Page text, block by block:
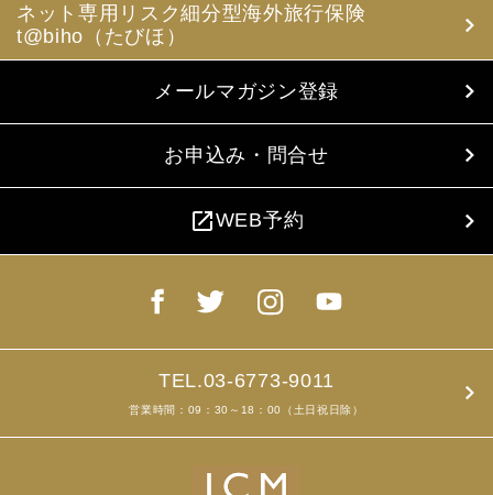
ネット専用リスク細分型海外旅行保険
t@biho（たびほ）
メールマガジン登録
お申込み・問合せ
open_in_newWEB予約
TEL.03-6773-9011
営業時間：09：30～18：00（土日祝日除）